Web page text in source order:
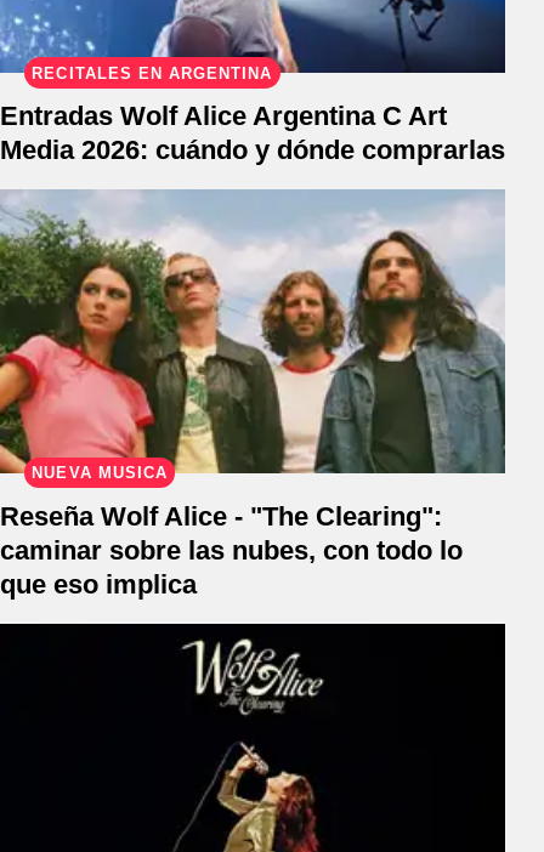
RECITALES EN ARGENTINA
Entradas Wolf Alice Argentina C Art
Media 2026: cuándo y dónde comprarlas
NUEVA MÚSICA
Reseña Wolf Alice - "The Clearing":
caminar sobre las nubes, con todo lo
que eso implica